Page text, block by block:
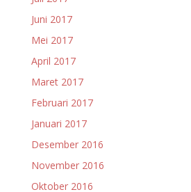
Juni 2017
Mei 2017
April 2017
Maret 2017
Februari 2017
Januari 2017
Desember 2016
November 2016
Oktober 2016